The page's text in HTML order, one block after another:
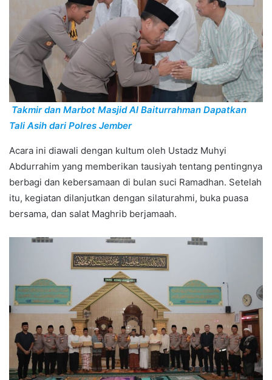
Takmir dan Marbot Masjid Al Baiturrahman Dapatkan
Tali Asih dari Polres Jember
Acara ini diawali dengan kultum oleh Ustadz Muhyi
Abdurrahim yang memberikan tausiyah tentang pentingnya
berbagi dan kebersamaan di bulan suci Ramadhan. Setelah
itu, kegiatan dilanjutkan dengan silaturahmi, buka puasa
bersama, dan salat Maghrib berjamaah.